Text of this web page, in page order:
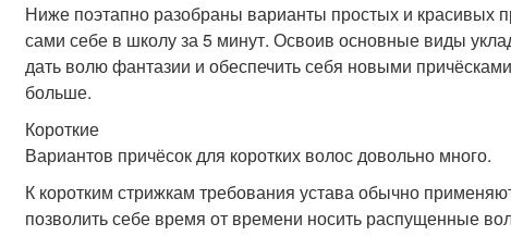
Ниже поэтапно разобраны варианты простых и красивых
сами себе в школу за 5 минут. Освоив основные виды
дать волю фантазии и обеспечить себя новыми
больше.
Короткие
Вариантов причёсок для коротких волос довольно много.
К коротким стрижкам требования устава обычно
позволить себе время от времени носить распущенные